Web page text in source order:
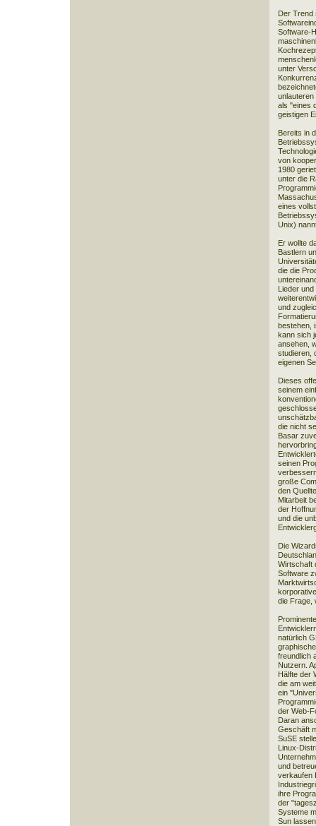
Der Trend
Software-
unter
als "eines
geistigen
Bereits in
von
1980
unter die
eines
Unix)
Er wollte
Bastlern
die die
Lieder
und
bestehen,
kann sich
ansehen,
studieren,
eigenen
Dieses
seinem
die nicht
Basar
seinen
große
den
Mitarbeit
der
und die
Die
Wirtschaft
Software
die Frage,
natürlich
freundlich
Nutzern.
Hälfte der
die am
ein
der Web-
Daran
Geschäft
SuSE
Linux-
und
verkaufen
ihre
der
Systeme
Sun